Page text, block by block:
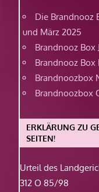
Die Brandnooz
und März 2025
Brandnooz Box
Brandnooz Box
Brandnoozbox
Brandnoozbox
ERKLÄRUNG ZU
SEITEN!
Urteil des
312 O 85/98